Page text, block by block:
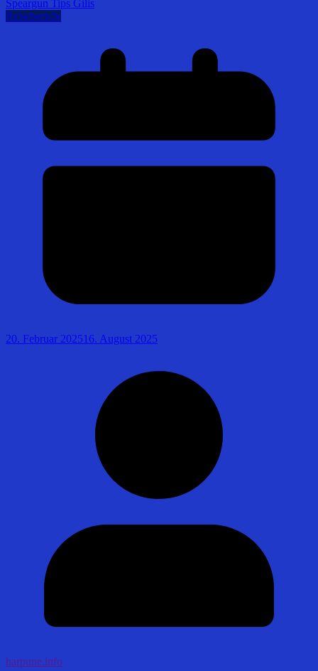
Reisebericht
20. Februar 202516. August 2025
harpune.info